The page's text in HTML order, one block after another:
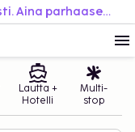
Varaa helposti. Matkusta joustavasti. Aina parhaaseen hintaan.
Lautta +
Hotelli
Multi-
stop